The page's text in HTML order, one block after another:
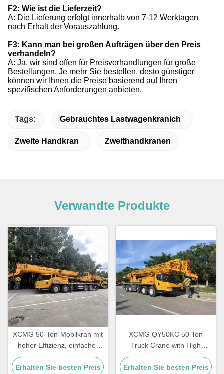
F2: Wie ist die Lieferzeit?
A: Die Lieferung erfolgt innerhalb von 7-12 Werktagen
nach Erhalt der Vorauszahlung.
F3: Kann man bei großen Aufträgen über den Preis
verhandeln?
A: Ja, wir sind offen für Preisverhandlungen für große
Bestellungen. Je mehr Sie bestellen, desto günstiger
können wir Ihnen die Preise basierend auf Ihren
spezifischen Anforderungen anbieten.
Tags: Gebrauchtes Lastwagenkranich
Zweite Handkran Zweithandkranen
Verwandte Produkte
XCMG 50-Ton-Mobilkran mit
hoher Effizienz, einfacher
Bedienung und hoher
Zuverlässigkeit für schwere
Erhalten Sie besten Preis
XCMG QY50KC 50 Ton
Truck Crane with High
Efficiency and All-Terrain
Chassis for Heavy Lifting
Erhalten Sie besten Preis